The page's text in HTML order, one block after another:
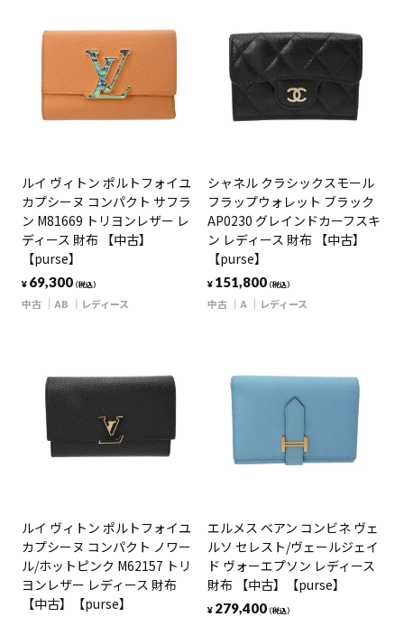
ルイ ヴィトン ポルトフォイユ
カプシーヌ コンパクト サフラ
ン M81669 トリヨンレザー レ
ディース 財布 【中古】
【purse】
¥ 69,300（税込）
中古 AB レディース
シャネル クラシックスモール
フラップウォレット ブラック
AP0230 グレインドカーフスキ
ン レディース 財布 【中古】
【purse】
¥ 151,800（税込）
中古 A レディース
ルイ ヴィトン ポルトフォイユ
カプシーヌ コンパクト ノワー
ル/ホットピンク M62157 トリ
ヨンレザー レディース 財布
【中古】【purse】
エルメス ベアン コンビネ ヴェ
ルソ セレスト/ヴェールジェイ
ド ヴォーエプソン レディース
財布 【中古】【purse】
¥ 279,400（税込）